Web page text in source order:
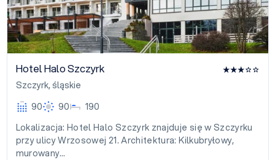
Hotel Halo Szczyrk
Szczyrk, śląskie
90
90
190
Lokalizacja: Hotel Halo Szczyrk znajduje się w Szczyrku
przy ulicy Wrzosowej 21. Architektura: Kilkubryłowy,
murowany…